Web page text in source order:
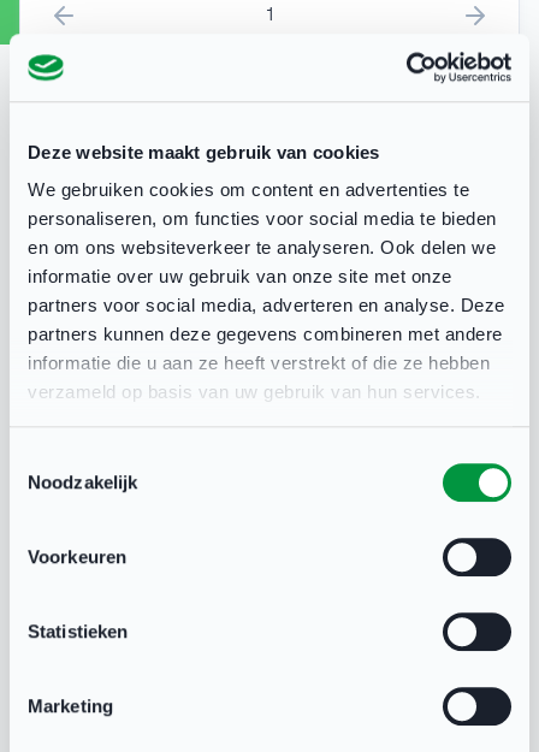
Deze website maakt gebruik van cookies
We gebruiken cookies om content en advertenties te
personaliseren, om functies voor social media te bieden
en om ons websiteverkeer te analyseren. Ook delen we
informatie over uw gebruik van onze site met onze
partners voor social media, adverteren en analyse. Deze
partners kunnen deze gegevens combineren met andere
informatie die u aan ze heeft verstrekt of die ze hebben
verzameld op basis van uw gebruik van hun services.
Noodzakelijk
Voorkeuren
Statistieken
Marketing
1
Bekijk ook het landelijke
Kennisbank AmstelveenMoves
Neem contact op met NOC*NSF Sport